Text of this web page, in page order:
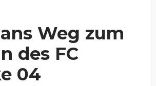
Weg zum
des FC
04